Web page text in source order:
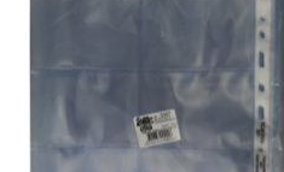
Add to
wishlist